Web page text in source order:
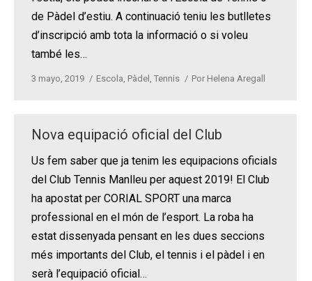
de Pàdel d’estiu. A continuació teniu les butlletes
d’inscripció amb tota la informació o si voleu
també les…
3 mayo, 2019 Escola, Pàdel , Tennis Por Helena Aregall
Nova equipació oficial del Club
Us fem saber que ja tenim les equipacions oficials
del Club Tennis Manlleu per aquest 2019! El Club
ha apostat per CORIAL SPORT una marca
professional en el món de l’esport. La roba ha
estat dissenyada pensant en les dues seccions
més importants del Club, el tennis i el pàdel i en
serà l’equipació oficial…